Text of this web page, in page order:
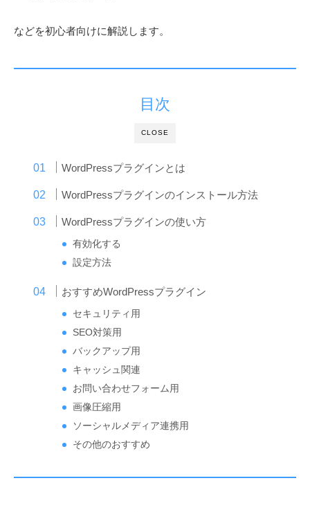
などを初心者向けに解説します。
CLOSE
目次
WordPressプラグインとは
WordPressプラグインのインストール方法
WordPressプラグインの使い方
有効化する
設定方法
おすすめWordPressプラグイン
セキュリティ用
SEO対策用
バックアップ用
キャッシュ関連
お問い合わせフォーム用
画像圧縮用
ソーシャルメディア連携用
その他のおすすめ